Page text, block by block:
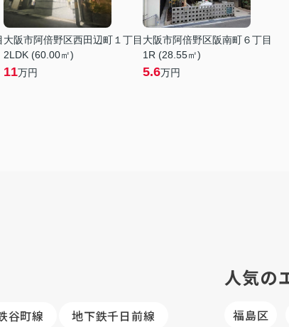
大阪市阿倍野区西田辺町１丁目
2LDK (60.00㎡)
11万円
大阪市阿倍野区阪南町６丁目
1R (28.55㎡)
5.6万円
谷町線 地下鉄千日前線
人気の
福島区